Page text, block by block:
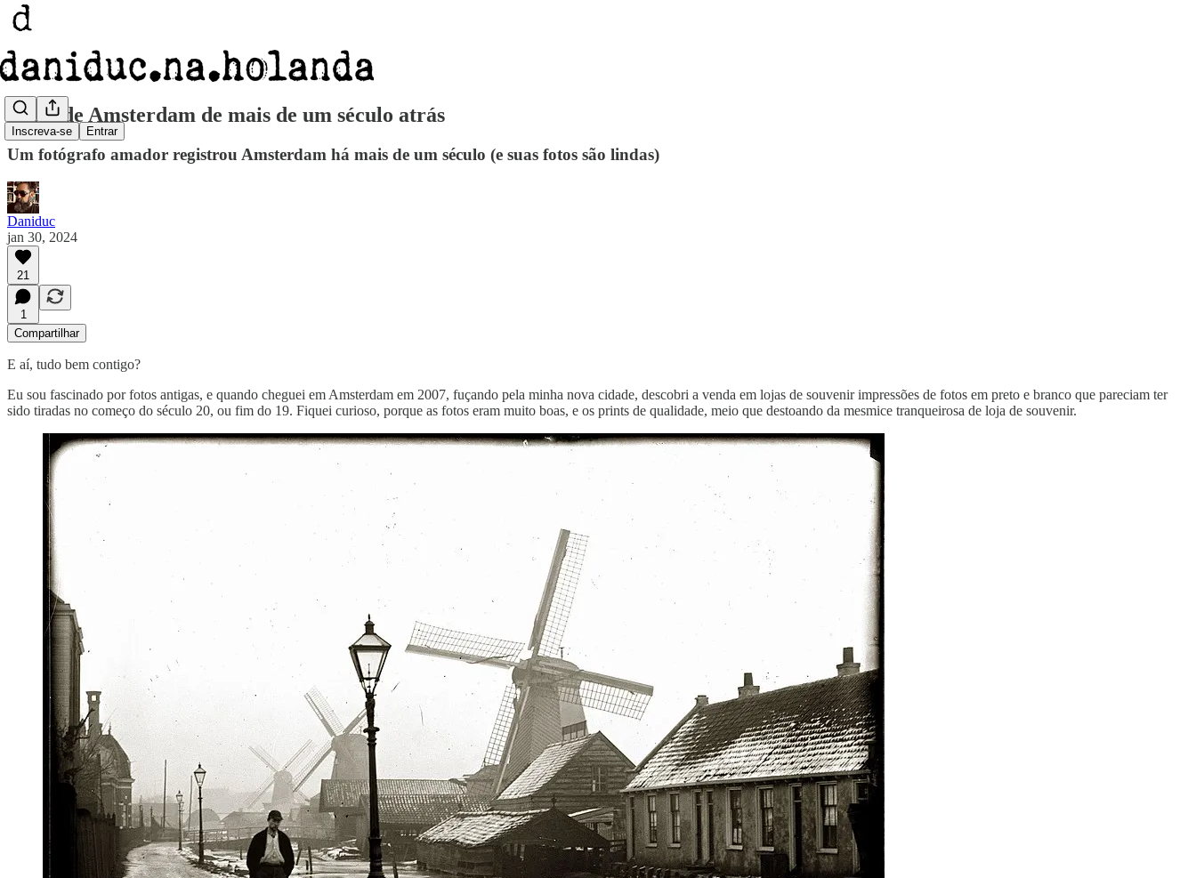
Inscreva-se Entrar
Fotos de Amsterdam de mais de um século atrás
Um fotógrafo amador registrou Amsterdam há mais de um século (e suas fotos são lindas)
Daniduc
jan 30, 2024
21
1
Compartilhar
E aí, tudo bem contigo?
Eu sou fascinado por fotos antigas, e quando cheguei em Amsterdam em 2007, fuçando pela minha nova cidade, descobri a venda em lojas de souvenir impressões de fotos em preto e branco que pareciam ter
sido tiradas no começo do século 20, ou fim do 19. Fiquei curioso, porque as fotos eram muito boas, e os prints de qualidade, meio que destoando da mesmice tranqueirosa de loja de souvenir.